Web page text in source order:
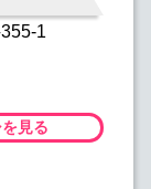
1
見る